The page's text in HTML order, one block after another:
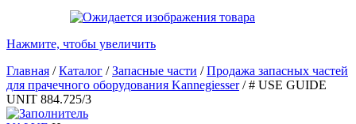
Нажмите, чтобы увеличить
Главная /Каталог /Запасные части /Продажа запасных частей
для прачечного оборудования Kannegiesser/# USE GUIDE
UNIT 884.725/3